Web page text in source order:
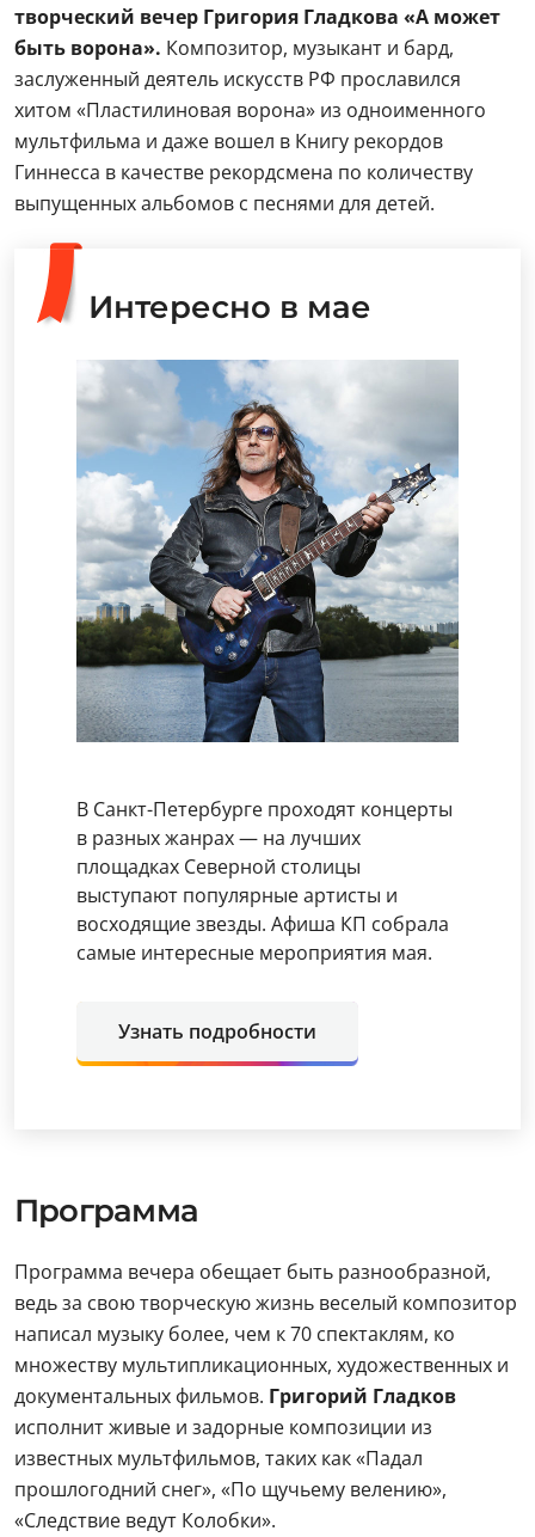
творческий вечер Григория Гладкова «А может
быть ворона». Композитор, музыкант и бард,
заслуженный деятель искусств РФ прославился
хитом «Пластилиновая ворона» из одноименного
мультфильма и даже вошел в Книгу рекордов
Гиннесса в качестве рекордсмена по количеству
выпущенных альбомов с песнями для детей.
Интересно в мае
В Санкт-Петербурге проходят концерты
в разных жанрах — на лучших
площадках Северной столицы
выступают популярные артисты и
восходящие звезды. Афиша КП собрала
самые интересные мероприятия мая.
Узнать подробности
Программа
Программа вечера обещает быть разнообразной,
ведь за свою творческую жизнь веселый композитор
написал музыку более, чем к 70 спектаклям, ко
множеству мультипликационных, художественных и
документальных фильмов. Григорий Гладков
исполнит живые и задорные композиции из
известных мультфильмов, таких как «Падал
прошлогодний снег», «По щучьему велению»,
«Следствие ведут Колобки».